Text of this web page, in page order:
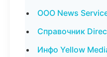
ООО News
Справочник
Инфо Yellow